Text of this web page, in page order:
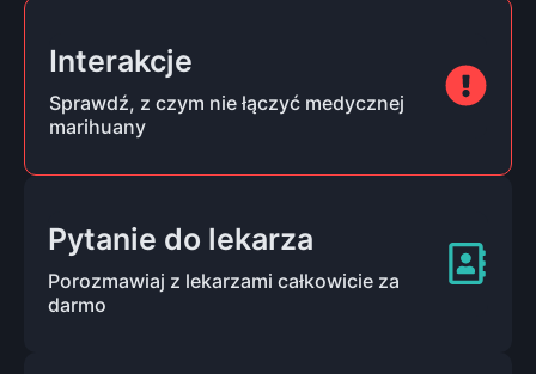
Interakcje
Sprawdź, z czym nie łączyć medycznej
marihuany
Pytanie do lekarza
Porozmawiaj z lekarzami całkowicie za
darmo